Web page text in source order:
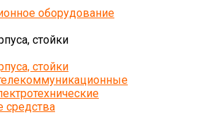
оборудование
стойки
стойки
средства